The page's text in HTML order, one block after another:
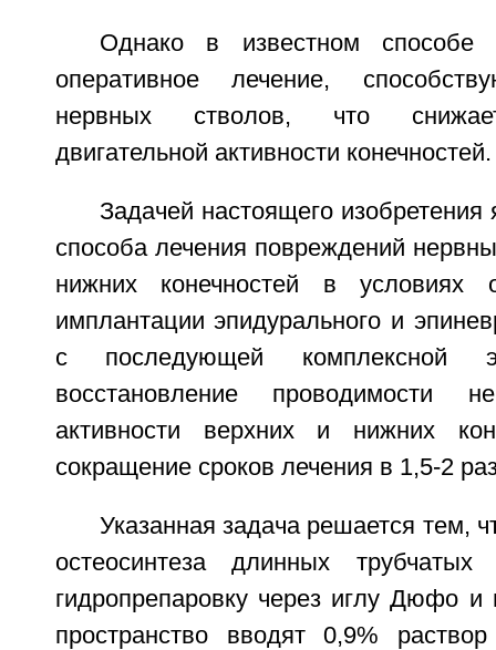
Однако в известном способе
оперативное лечение,
нервных стволов, что
двигательной активности конечностей.
Задачей настоящего изобретения
способа лечения повреждений
нижних конечностей в условиях
имплантации эпидурального и
с последующей комплексной
восстановление проводимости
активности верхних и нижних
сокращение сроков лечения в 1,5-2
Указанная задача решается тем,
остеосинтеза длинных
гидропрепаровку через иглу Дюфо и
пространство вводят 0,9%